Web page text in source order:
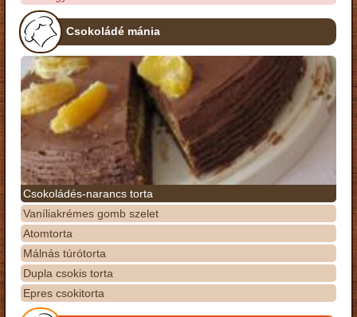
Csokoládé mánia
Csokoládés-narancs torta
Vaníliakrémes gomb szelet
Atomtorta
Málnás túrótorta
Dupla csokis torta
Epres csokitorta